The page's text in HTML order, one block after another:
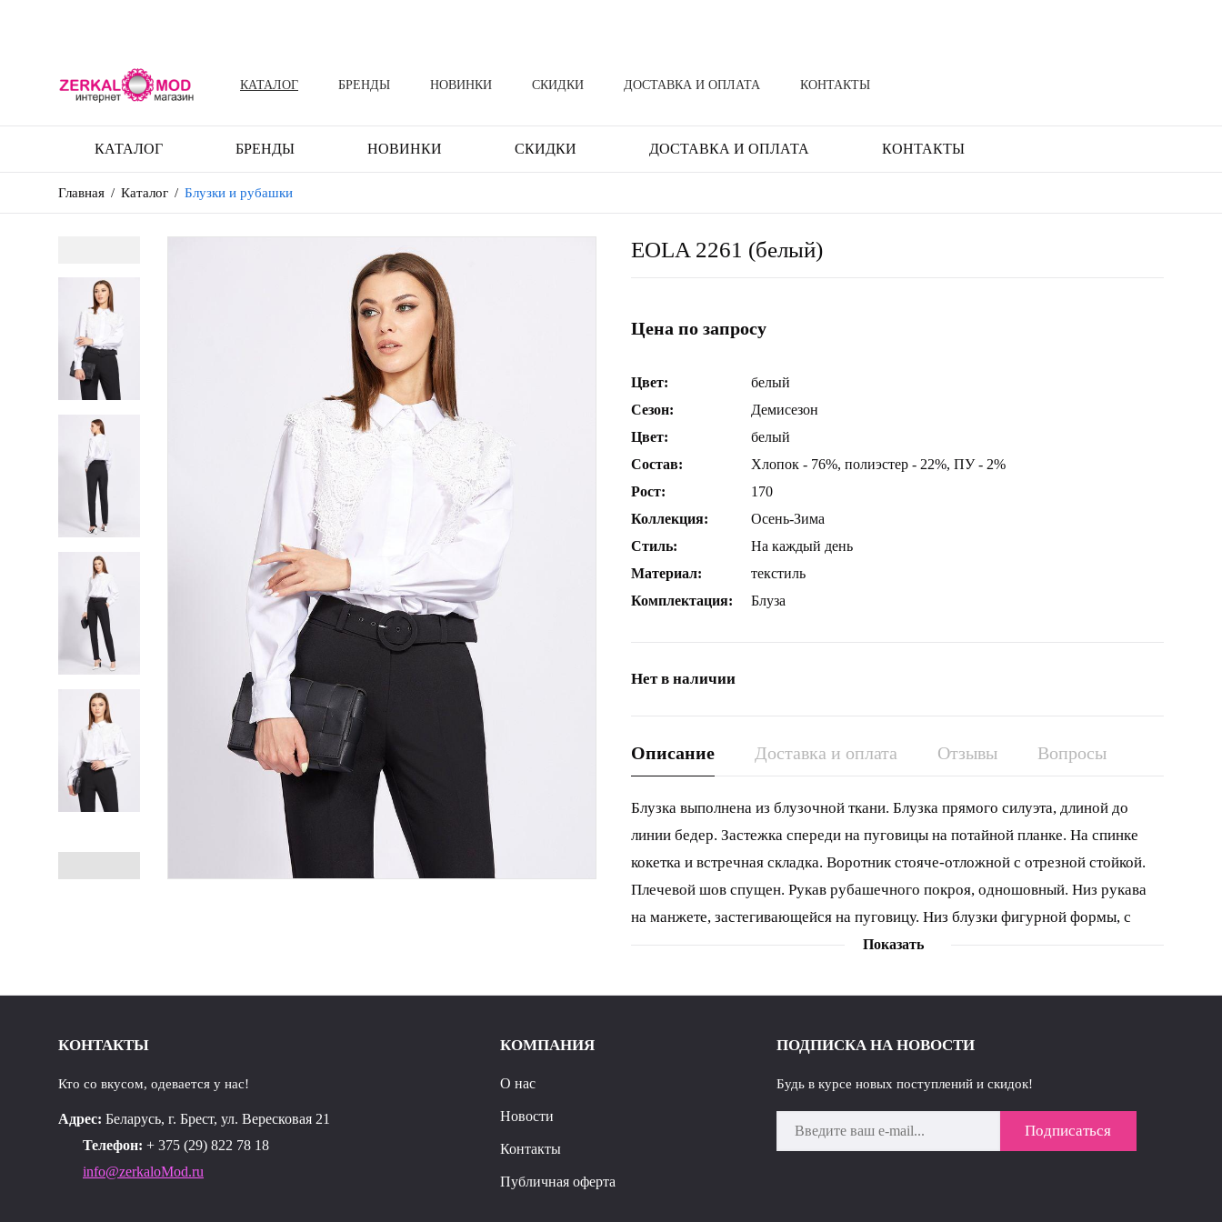
КАТАЛОГ БРЕНДЫ НОВИНКИ СКИДКИ ДОСТАВКА И ОПЛАТА КОНТАКТЫ
КАТАЛОГ БРЕНДЫ НОВИНКИ СКИДКИ ДОСТАВКА И ОПЛАТА КОНТАКТЫ
Главная / Каталог / Блузки и рубашки
EOLA 2261 (белый)
Цена по запросу
Цвет:
белый
Сезон:
Демисезон
Цвет:
белый
Состав:
Хлопок - 76%, полиэстер - 22%, ПУ - 2%
Рост:
170
Коллекция:
Осень-Зима
Стиль:
На каждый день
Материал:
текстиль
Комплектация:
Блуза
Нет в наличии
Описание Доставка и оплата Отзывы Вопросы
Блузка выполнена из блузочной ткани. Блузка прямого силуэта, длиной до
линии бедер. Застежка спереди на пуговицы на потайной планке. На спинке
кокетка и встречная складка. Воротник стояче-отложной с отрезной стойкой.
Плечевой шов спущен. Рукав рубашечного покроя, одношовный. Низ рукава
на манжете, застегивающейся на пуговицу. Низ блузки фигурной формы, с
разрезами в боковых швах. В комплект входит съемный кружевной воротник.
р.50-54 - 74 см.
Показать
КОНТАКТЫ
Кто со вкусом, одевается у нас!
Адрес: Беларусь, г. Брест, ул. Вересковая 21
Телефон: + 375 (29) 822 78 18
info@zerkaloMod.ru
КОМПАНИЯ
О нас
Новости
Контакты
Публичная оферта
ПОДПИСКА НА НОВОСТИ
Будь в курсе новых поступлений и скидок!
Подписаться